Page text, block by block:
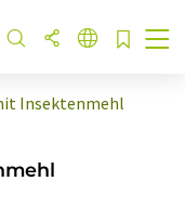
Insektenmehl